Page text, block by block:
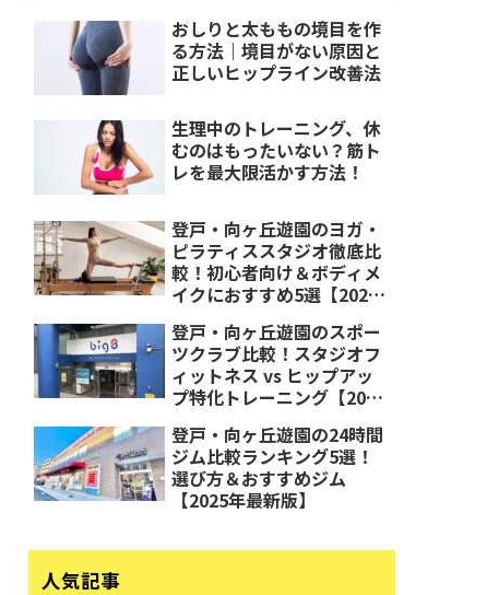
おしりと太ももの境目を作
る方法｜境目がない原因と
正しいヒップライン改善法
生理中のトレーニング、休
むのはもったいない？筋ト
レを最大限活かす方法！
登戸・向ヶ丘遊園のヨガ・
ピラティススタジオ徹底比
較！初心者向け＆ボディメ
イクにおすすめ5選【2025
登戸・向ヶ丘遊園のスポー
ツクラブ比較！スタジオフ
ィットネス vs ヒップアッ
プ特化トレーニング【2025
登戸・向ヶ丘遊園の24時間
ジム比較ランキング5選！
選び方＆おすすめジム
【2025年最新版】
人気記事